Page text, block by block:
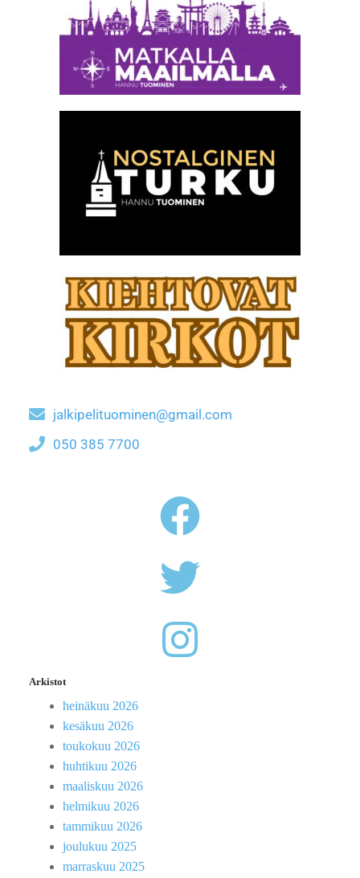
jalkipelituominen@gmail.com
050 385 7700
Arkistot
heinäkuu 2026
kesäkuu 2026
toukokuu 2026
huhtikuu 2026
maaliskuu 2026
helmikuu 2026
tammikuu 2026
joulukuu 2025
marraskuu 2025